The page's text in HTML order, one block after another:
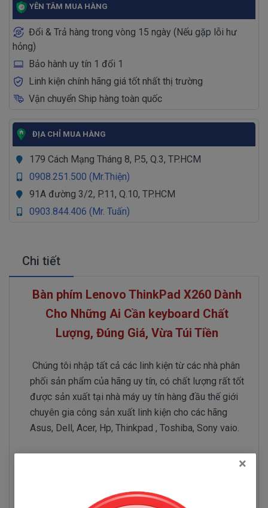
YÊN TÂM MUA HÀNG
Đổi & Trả hàng trong vòng 15 ngày (Nếu gặp lỗi hư
hỏng)
Bảo hành uy tín 1 đổi 1
Linh kiện chính hãng giá tốt nhất thị trường
Vận chuyển Ship hàng toàn quốc
ĐỊA CHỈ MUA HÀNG
179 Cách Mạng Tháng 8, P.5, Q.3, TP.HCM
0908.251.500 (Mr.Thiện)
91A đường 3/2, P.11, Q.10, TP.HCM
0903.844.406 (Mr. Tuấn)
Chi tiết
Bàn phím Lenovo ThinkPad X260 Dành
Cho Những Ai Cần keyboard Chất
Lượng, Đúng Giá, Vừa Túi Tiền
Chúng tôi nhập tất cả các linh kiện từ các nhà phân
phối sản phẩm của hãng uy tín, có chất lượng rất tốt
được sản xuất tại nhà máy uy tín hàng đầu thế giới
chuyên gia công sản xuất linh kiện cho các hãng
Asus, Dell, Acer, Hp, Thinkpad , Toshiba, Sony vaio.
Chúng tôi tuyệt đối không nhập linh kiện chất lượng
được sử dụng mỗi ngày và lâu dài. Nên phải có
×